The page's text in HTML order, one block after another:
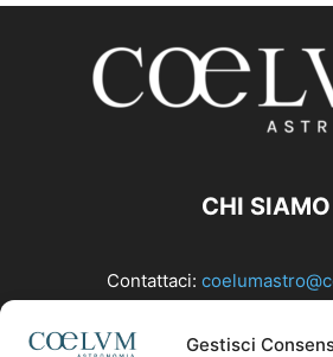
Gestisci
CHI SIAMO
Contattaci: